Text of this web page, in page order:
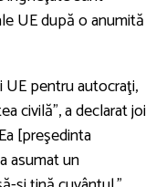
UE după o anumită
UE pentru autocraţi,
civilă”, a declarat joi
[preşedinta
asumat un